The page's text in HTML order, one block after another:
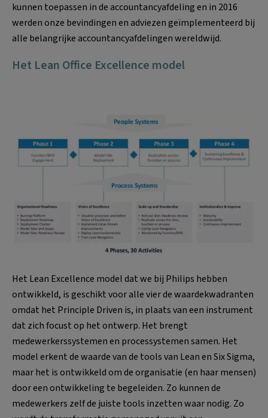
kunnen toepassen in de accountancyafdeling en in 2016
werden onze bevindingen en adviezen geïmplementeerd bij
alle belangrijke accountancyafdelingen wereldwijd.
Het Lean Office Excellence model
Het Lean Excellence model dat we bij Philips hebben
ontwikkeld, is geschikt voor alle vier de waardekwadranten
omdat het Principle Driven is, in plaats van een instrument
dat zich focust op het ontwerp. Het brengt
medewerkerssystemen en processystemen samen. Het
model erkent de waarde van de tools van Lean en Six Sigma,
maar het is ontwikkeld om de organisatie (en haar mensen)
door een ontwikkeling te begeleiden. Zo kunnen de
medewerkers zelf de juiste tools inzetten waar nodig. Zo